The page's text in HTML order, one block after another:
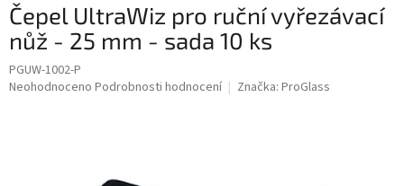
Čepel UltraWiz pro ruční vyřezávací
nůž - 25 mm - sada 10 ks
PGUW-1002-P
Průměrné
Neohodnoceno Podrobnosti hodnocení Značka: ProGlass